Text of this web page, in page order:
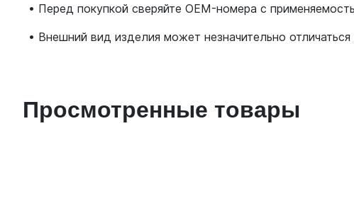
• Перед покупкой сверяйте OEM-номера с
• Внешний вид изделия может незначительно
Просмотренные товары